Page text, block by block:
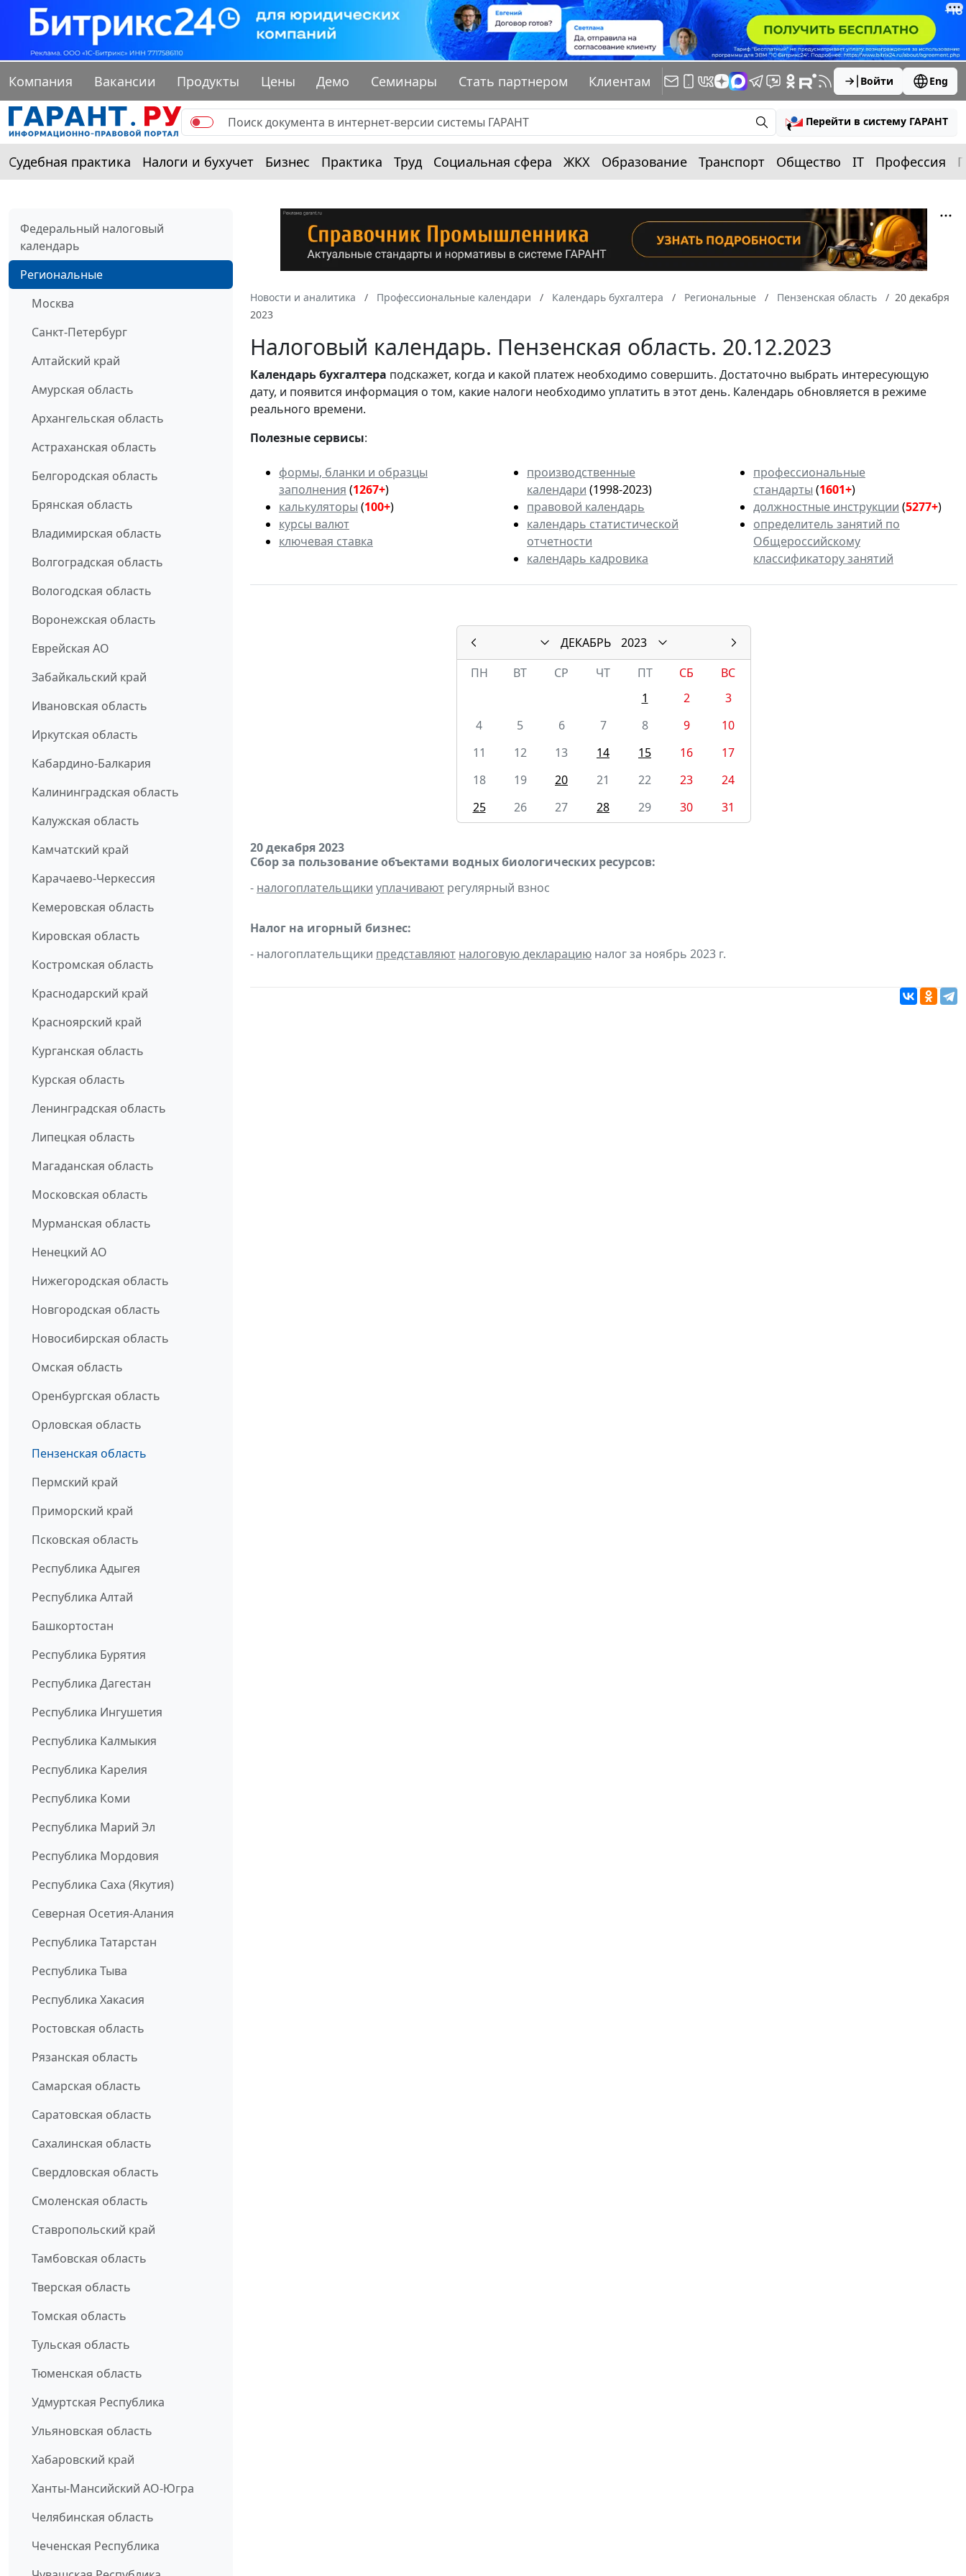
Компания Вакансии Продукты Цены Демо Семинары Стать партнером Клиентам Войти Eng
Перейти в систему ГАРАНТ
Судебная практика Налоги и бухучет Бизнес Практика Труд Социальная сфера ЖКХ Образование Транспорт Общество IT Профессия
Федеральный налоговый
календарь
Региональные
Москва
Санкт-Петербург
Алтайский край
Амурская область
Архангельская область
Астраханская область
Белгородская область
Брянская область
Владимирская область
Волгоградская область
Вологодская область
Воронежская область
Еврейская АО
Забайкальский край
Ивановская область
Иркутская область
Кабардино-Балкария
Калининградская область
Калужская область
Камчатский край
Карачаево-Черкессия
Кемеровская область
Кировская область
Костромская область
Краснодарский край
Красноярский край
Курганская область
Курская область
Ленинградская область
Липецкая область
Магаданская область
Московская область
Мурманская область
Ненецкий АО
Нижегородская область
Новгородская область
Новосибирская область
Омская область
Оренбургская область
Орловская область
Пензенская область
Пермский край
Приморский край
Псковская область
Республика Адыгея
Республика Алтай
Башкортостан
Республика Бурятия
Республика Дагестан
Республика Ингушетия
Республика Калмыкия
Республика Карелия
Республика Коми
Республика Марий Эл
Республика Мордовия
Республика Саха (Якутия)
Северная Осетия-Алания
Республика Татарстан
Республика Тыва
Республика Хакасия
Ростовская область
Рязанская область
Самарская область
Саратовская область
Сахалинская область
Свердловская область
Смоленская область
Ставропольский край
Тамбовская область
Тверская область
Томская область
Тульская область
Тюменская область
Удмуртская Республика
Ульяновская область
Хабаровский край
Ханты-Мансийский АО-Югра
Челябинская область
Чеченская Республика
Новости и аналитика Профессиональные календари Календарь бухгалтера Региональные Пензенская область
20 декабря
2023
Налоговый календарь. Пензенская область. 20.12.2023
Календарьбухгалтера подскажет, когда и какой платеж необходимо совершить. Достаточно выбрать интересующую
дату, и появится информация о том, какие налоги необходимо уплатить в этот день. Календарь обновляется в режиме
реального времени.
Полезные сервисы:
формы, бланки и образцы
заполнения (1267+)
калькуляторы (100+)
курсы валют
ключевая ставка
производственные
календари (1998-2023)
правовой календарь
календарь статистической
отчетности
календарь кадровика
профессиональные
стандарты (1601+)
должностные инструкции (5277+)
определитель занятий по
Общероссийскому
классификатору занятий
ДЕКАБРЬ
2023
ПН
ВТ СР ЧТ ПТ СБ
ВС
1
2
3
4
5 6 7 8 9
10
11
12 13 14 15 16
17
18
19 20 21 22 23
24
25
26 27 28 29 30 31
20 декабря 2023
Сбор за пользование объектами водных биологических ресурсов:
- налогоплательщики уплачивают регулярный взнос
Налог на игорный бизнес:
- налогоплательщики представляют налоговую декларацию налог за ноябрь 2023 г.